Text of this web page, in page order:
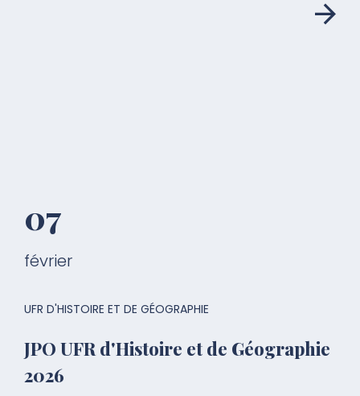
07
février
JPO UFR d'Histoire et de Géographie
2026
UFR D'HISTOIRE ET DE GÉOGRAPHIE